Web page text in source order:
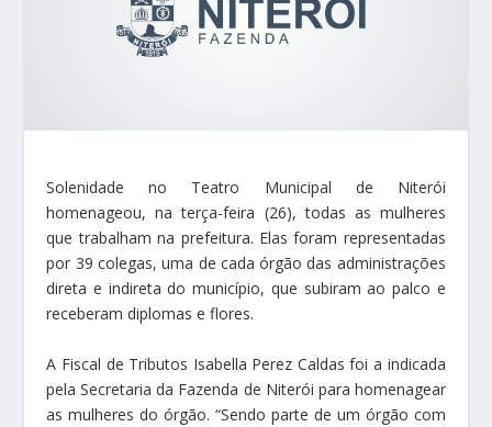
Solenidade no Teatro Municipal de Niterói
homenageou, na terça-feira (26), todas as mulheres
que trabalham na prefeitura. Elas foram representadas
por 39 colegas, uma de cada órgão das administrações
direta e indireta do município, que subiram ao palco e
receberam diplomas e flores.
A Fiscal de Tributos Isabella Perez Caldas foi a indicada
pela Secretaria da Fazenda de Niterói para homenagear
as mulheres do órgão. “Sendo parte de um órgão com